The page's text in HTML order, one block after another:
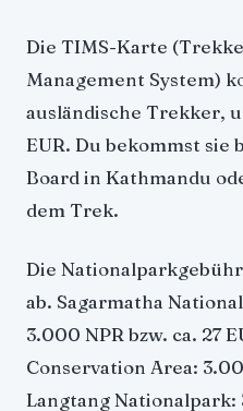
Die TIMS-Karte
Management System)
ausländische Trekker,
EUR. Du bekommst sie
Board in Kathmandu
dem Trek.
Die
ab. Sagarmatha
3.000 NPR bzw. ca. 27
Conservation Area:
Langtang Nationalpark: